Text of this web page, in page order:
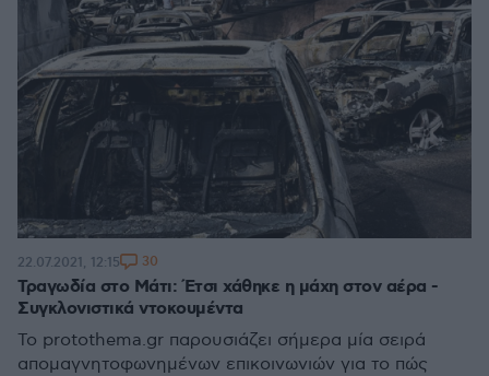
Τραγωδία στο Μάτι: Έτσι χάθηκε η μάχη στον αέρα -
Συγκλονιστικά ντοκουμέντα
Το protothema.gr παρουσιάζει σήμερα μία σειρά
απομαγνητοφωνημένων επικοινωνιών για το πώς
22.07.2021, 12:15 30